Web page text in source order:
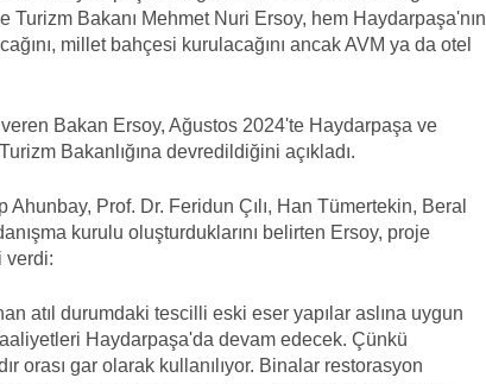
Bakanı Mehmet Nuri Ersoy, hem Haydarpaşa'nın
millet bahçesi kurulacağını ancak AVM ya da otel
Bakan Ersoy, Ağustos 2024'te Haydarpaşa ve
Bakanlığına devredildiğini açıkladı.
Prof. Dr. Feridun Çılı, Han Tümertekin, Beral
kurulu oluşturduklarını belirten Ersoy, proje
verdi:
atıl durumdaki tescilli eski eser yapılar aslına uygun
Haydarpaşa'da devam edecek. Çünkü
orası gar olarak kullanılıyor. Binalar restorasyon